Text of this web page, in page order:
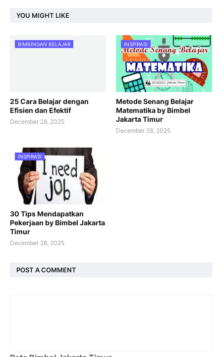
YOU MIGHT LIKE
BIMBINGAN BELAJAR
25 Cara Belajar dengan
Efisien dan Efektif
December 28, 2025
INSPIRASI
Metode Senang Belajar
Matematika by Bimbel
Jakarta Timur
December 28, 2025
INSPIRASI
30 Tips Mendapatkan
Pekerjaan by Bimbel Jakarta
Timur
December 28, 2025
POST A COMMENT